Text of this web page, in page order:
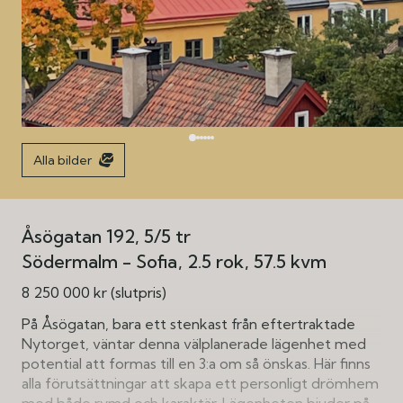
Alla bilder
Åsögatan 192, 5/5 tr
Södermalm - Sofia 2.5 rok 57.5 kvm
8 250 000 kr (slutpris)
På Åsögatan, bara ett stenkast från eftertraktade
Nytorget, väntar denna välplanerade lägenhet med
potential att formas till en 3:a om så önskas. Här finns
alla förutsättningar att skapa ett personligt drömhem